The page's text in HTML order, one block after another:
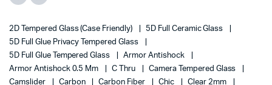
2D Tempered Glass (case Friendly)
5D Full Ceramic Glass
5D Full Glue Privacy Tempered Glass
5D Full Glue Tempered Glass
Armor Antishock
Armor Antishock 0.5 Mm
C Thru
Camera Tempered Glass
Camslider
Carbon Carbon Fiber Chic
Clear 2mm